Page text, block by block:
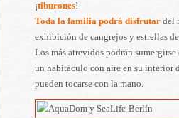
¡tiburones!
Toda la familia podrá disfrutar del
exhibición de cangrejos y estrellas
Los más atrevidos podrán sumergirse
un habitáculo con aire en su interior
pueden tocarse con la mano.